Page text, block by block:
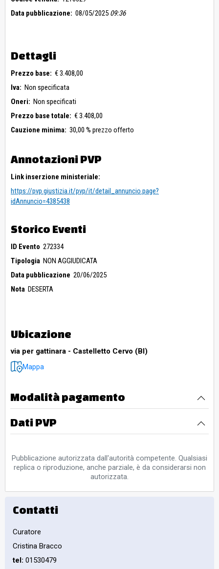
Data pubblicazione: 08/05/2025 09:36
Dettagli
Prezzo base: € 3.408,00
Iva: Non specificata
Oneri: Non specificati
Prezzo base totale: € 3.408,00
Cauzione minima: 30,00 % prezzo offerto
Annotazioni PVP
Link inserzione ministeriale:
https://pvp.giustizia.it/pvp/it/detail_annuncio.page?
idAnnuncio=4385438
Storico Eventi
ID Evento 272334
Tipologia NON AGGIUDICATA
Data pubblicazione 20/06/2025
Nota DESERTA
Ubicazione
via per gattinara - Castelletto Cervo (BI)
Mappa
Modalità pagamento
Dati PVP
Pubblicazione autorizzata dall'autorità competente. Qualsiasi
replica o riproduzione, anche parziale, è da considerarsi non
autorizzata.
Contatti
Curatore
Cristina Bracco
tel: 01530479